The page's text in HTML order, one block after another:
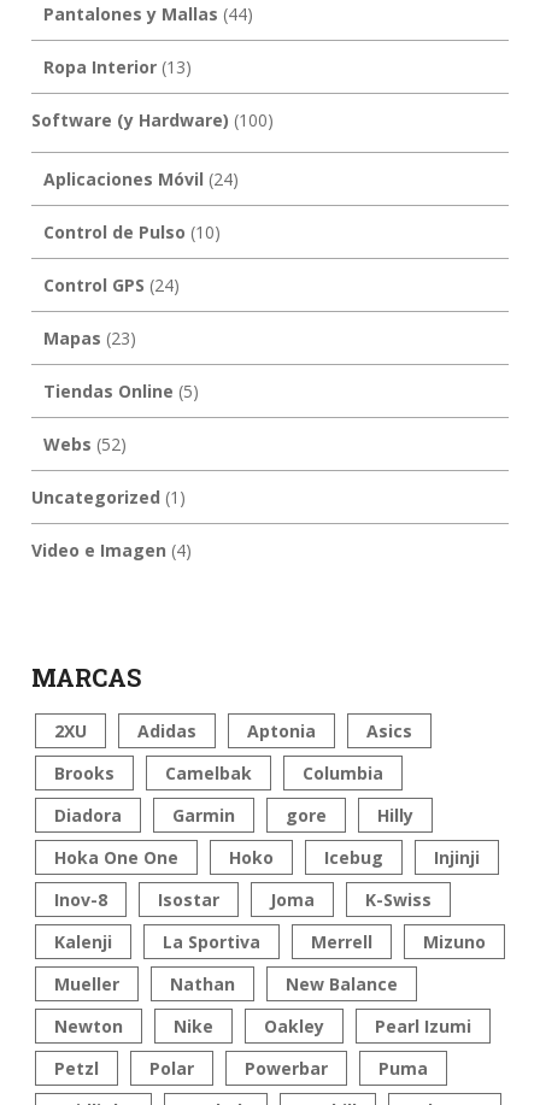
Pantalones y Mallas (44)
Ropa Interior(13)
Software (y Hardware) (100)
Aplicaciones Móvil (24)
Control de Pulso (10)
Control GPS (24)
Mapas (23)
Tiendas Online (5)
Webs (52)
Uncategorized (1)
Video e Imagen (4)
MARCAS
2XU Adidas Aptonia
Asics
Brooks
Camelbak
Columbia
Diadora
Garmin gore
Hilly
Hoka One One
Hoko Icebug
Injinji
Inov-8
Isostar Joma
K-Swiss
Kalenji
La Sportiva Merrell
Mizuno
Mueller
Nathan
New Balance
Newton
Nike Oakley
Pearl Izumi
Petzl
Polar Powerbar
Puma